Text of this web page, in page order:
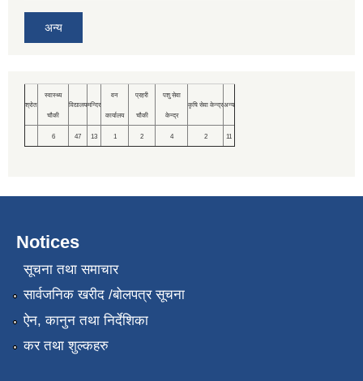
अन्य
श्रोत
स्वास्थ्य
चौकी
विद्यालयमन्दिर
वन
कार्यालय
प्रहरी
चौकी
पशु सेवा
केन्द्र
कृषि सेवा केन्द्रअन्य
6 47 13 1 2 4 2 11
Notices
सूचना तथा समाचार
सार्वजनिक खरीद /बोलपत्र सूचना
ऐन, कानुन तथा निर्देशिका
कर तथा शुल्कहरु